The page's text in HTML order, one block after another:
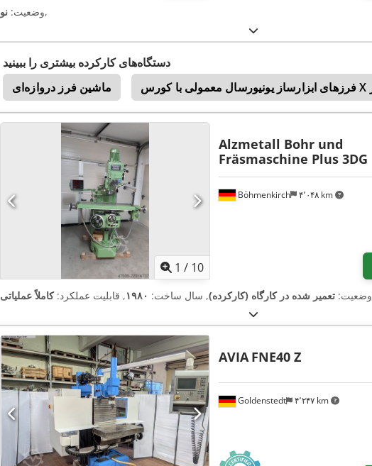
وضعیت: نو ,
دستگاه‌های کارکرده بیشتری را ببینید
ماشین‌ فرز دروازه‌ای
1 / 10
Böhmenkirch ۴٬۰۴۸ km
Alzmetall Bohr und
Fräsmaschine Plus 3DG
وضعیت: تعمیر شده در کارگاه (کارکرده), سال ساخت: ۱۹۸۰, قابلیت عملکرد:کاملاً عملیاتی
Goldenstedt ۴٬۲۴۷ km
AVIA FNE40 Z